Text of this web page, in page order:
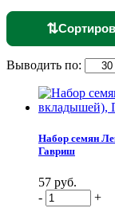
⇅
Выводить по:
Набор семян
Гавриш
57 руб.
-
+